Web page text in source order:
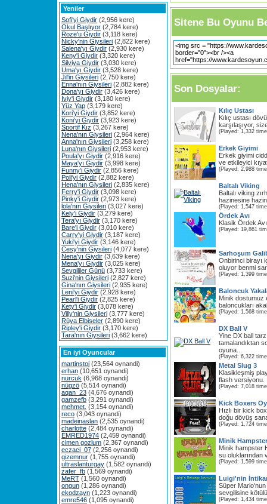
Yeniler
Sofi'yi Giydir (2,956 kere)
Okul Başlıyor (2,784 kere)
Roze'u Giydir (3,118 kere)
Nicky'nin Giysileri (2,822 kere)
Salena'yı Giydir (2,930 kere)
Keny'i Giydir (3,320 kere)
Silviya Giydir (3,030 kere)
Uma'yı Giydir (3,528 kere)
Jil'in Giysileri (2,750 kere)
Enna'nın Giysileri (2,882 kere)
Dona'yı Giydir (3,426 kere)
Iviy'i Giydir (3,180 kere)
Yüz Yap (3,179 kere)
Kori'yi Giydir (3,852 kere)
Koni'yi Giydir (3,923 kere)
Sportif Kız (3,267 kere)
Nena'nın Giysileri (2,964 kere)
Anna'nın Giysileri (3,258 kere)
Luna'nın Giysileri (2,953 kere)
Poula'yı Giydir (2,916 kere)
Maya'yı Giydir (3,998 kere)
Funny'i Giydir (2,856 kere)
Poli'yi Giydir (2,882 kere)
Hena'nın Giysileri (2,835 kere)
Ferry'i Giydir (3,098 kere)
Pinky'i Giydir (2,973 kere)
lola'nın Giysileri (3,027 kere)
Kely'i Giydir (3,279 kere)
Tera'yı Giydir (3,170 kere)
Bare'i Giydir (3,010 kere)
Carry'yi Giydir (3,187 kere)
Yuki'yi Giydir (3,146 kere)
Cesy'nin Giysileri (4,077 kere)
Nena'yı Giydir (3,639 kere)
Mena'yı Giydir (3,025 kere)
Sevgililer Günü (3,733 kere)
Suzi'nin Giysileri (2,827 kere)
Gina'nın Giysileri (2,935 kere)
Leni'yi Giydir (2,928 kere)
Pearl'i Giydir (2,825 kere)
Kety'i Giydir (3,078 kere)
Villy'nin Giysileri (3,777 kere)
Rüya Elbiseler (2,890 kere)
Ripley'i Giydir (3,170 kere)
Tara'nın Giysileri (3,662 kere)
En iyi Oyuncular
martinstoj (23,564 oynandi)
erhan (10,651 oynandi)
nurcuk (6,968 oynandi)
nügzö (5,514 oynandi)
aqan_23 (4,676 oynandi)
gamzefb (3,291 oynandi)
mehmet. (3,154 oynandi)
reco (3,043 oynandi)
madeinaslan (2,535 oynandi)
charlotte (2,484 oynandi)
EMRED1974 (2,459 oynandi)
cimen gozlum (2,367 oynandi)
eczaci_07 (2,256 oynandi)
gizemnur (1,755 oynandi)
ultraslanturgay (1,582 oynandi)
zafer_fb (1,569 oynandi)
MeRT (1,560 oynandi)
ongun (1,286 oynandi)
ekodzayn (1,223 oynandi)
emre546 (1,095 oynandi)
Sitene Bu Oyunu
Son Dosyalar:
Kılıç Ustası
Kılıç ustası
karşılaşıyor,
(Played: 1,332
Erkek Giyimi
Erkek giyimi
ve etkileyici
(Played: 2,988
Baltalı Viking
Baltalı viking
hazinesine
(Played: 1,547
Ördek Avı
Klasik Ördek
(Played: 19,861
Sarhoşum
Onbirinci birayı
oluyor benmi
(Played: 1,399
Baloncuk
Minik dostumuz
baloncukları
(Played: 1,568
DX Ball V
Yine DX ball
tamalandıktan
oyuna...
(Played: 6,322
Metal Slug 3
Klasikleşmiş
flash versiyonu.
(Played: 7,018
Kick Boxers
Hızlı bir kick
doğu dövüş
(Played: 1,724
Minik Hampster
Minik hampster
su oluklarından
(Played: 1,599
Luigi'nin
Süper
sevgilisine
(Played: 1,434